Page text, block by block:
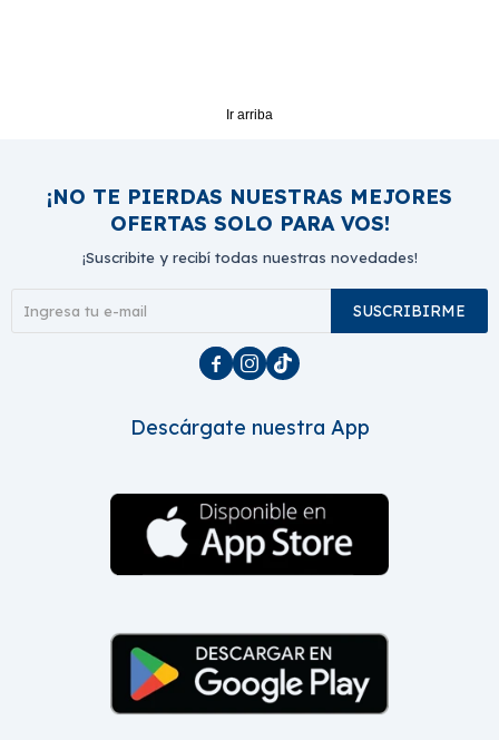
Ir arriba
¡NO TE PIERDAS NUESTRAS MEJORES
OFERTAS SOLO PARA VOS!
¡Suscribite y recibí todas nuestras novedades!
SUSCRIBIRME
  
Descárgate nuestra App